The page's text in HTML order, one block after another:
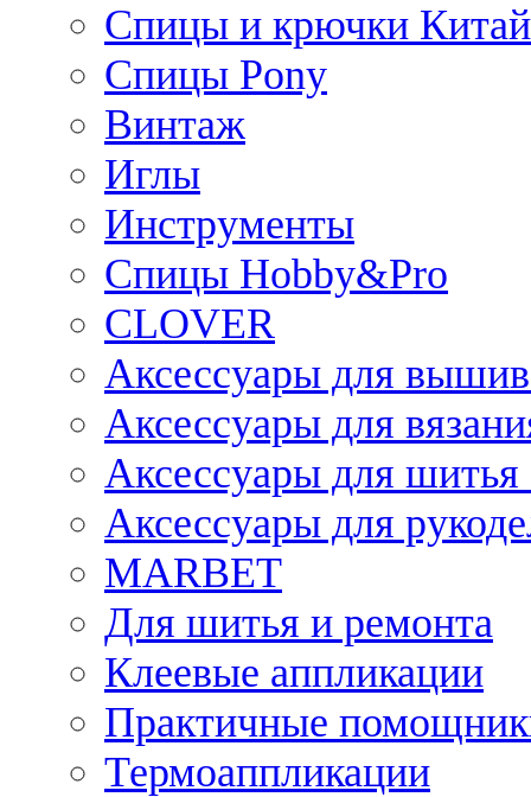
Спицы и крючки Китай
Спицы Pony
Винтаж
Иглы
Инструменты
Спицы Hobby&Pro
CLOVER
Аксессуары для
Аксессуары для
Аксессуары для
Аксессуары для
MARBET
Для шитья и ремонта
Клеевые аппликации
Практичные
Термоаппликации